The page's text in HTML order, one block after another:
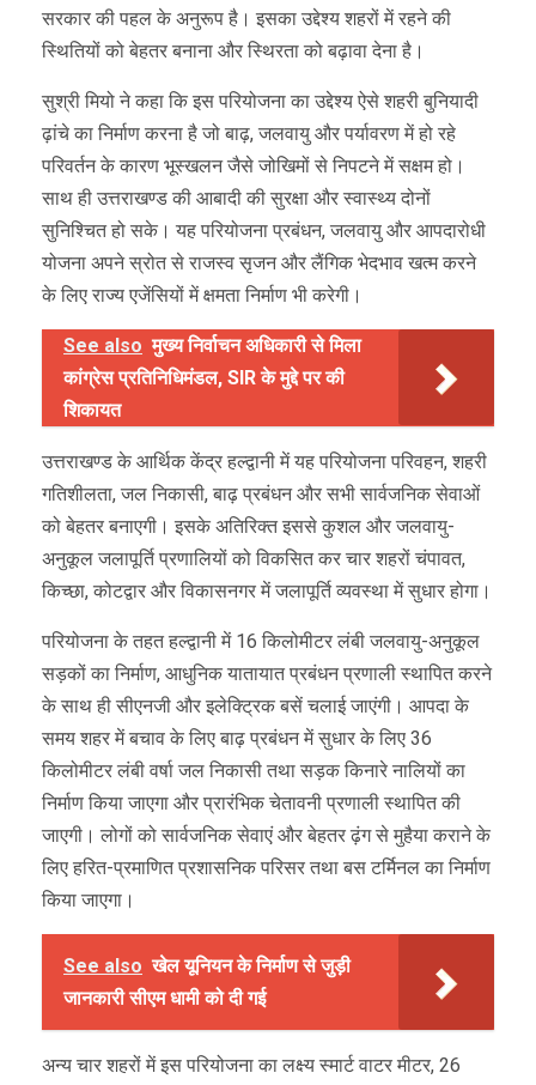
सरकार की पहल के अनुरूप है। इसका उद्देश्य शहरों में रहने की
स्थितियों को बेहतर बनाना और स्थिरता को बढ़ावा देना है।
सुश्री मियो ने कहा कि इस परियोजना का उद्देश्य ऐसे शहरी बुनियादी
ढ़ांचे का निर्माण करना है जो बाढ़, जलवायु और पर्यावरण में हो रहे
परिवर्तन के कारण भूस्खलन जैसे जोखिमों से निपटने में सक्षम हो।
साथ ही उत्तराखण्ड की आबादी की सुरक्षा और स्वास्थ्य दोनों
सुनिश्चित हो सके। यह परियोजना प्रबंधन, जलवायु और आपदारोधी
योजना अपने स्रोत से राजस्व सृजन और लैंगिक भेदभाव खत्म करने
के लिए राज्य एजेंसियों में क्षमता निर्माण भी करेगी।
See also मुख्य निर्वाचन अधिकारी से मिला
कांग्रेस प्रतिनिधिमंडल, SIR के मुद्दे पर की
शिकायत
उत्तराखण्ड के आर्थिक केंद्र हल्द्वानी में यह परियोजना परिवहन, शहरी
गतिशीलता, जल निकासी, बाढ़ प्रबंधन और सभी सार्वजनिक सेवाओं
को बेहतर बनाएगी। इसके अतिरिक्त इससे कुशल और जलवायु-
अनुकूल जलापूर्ति प्रणालियों को विकसित कर चार शहरों चंपावत,
किच्छा, कोटद्वार और विकासनगर में जलापूर्ति व्यवस्था में सुधार होगा।
परियोजना के तहत हल्द्वानी में 16 किलोमीटर लंबी जलवायु-अनुकूल
सड़कों का निर्माण, आधुनिक यातायात प्रबंधन प्रणाली स्थापित करने
के साथ ही सीएनजी और इलेक्ट्रिक बसें चलाई जाएंगी। आपदा के
समय शहर में बचाव के लिए बाढ़ प्रबंधन में सुधार के लिए 36
किलोमीटर लंबी वर्षा जल निकासी तथा सड़क किनारे नालियों का
निर्माण किया जाएगा और प्रारंभिक चेतावनी प्रणाली स्थापित की
जाएगी। लोगों को सार्वजनिक सेवाएं और बेहतर ढ़ंग से मुहैया कराने के
लिए हरित-प्रमाणित प्रशासनिक परिसर तथा बस टर्मिनल का निर्माण
किया जाएगा।
See also खेल यूनियन के निर्माण से जुड़ी
जानकारी सीएम धामी को दी गई
अन्य चार शहरों में इस परियोजना का लक्ष्य स्मार्ट वाटर मीटर, 26